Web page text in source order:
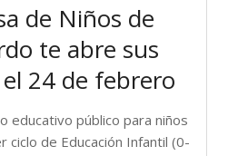
de Niños de
te abre sus
24 de febrero
educativo público para niños
ciclo de Educación Infantil (0-